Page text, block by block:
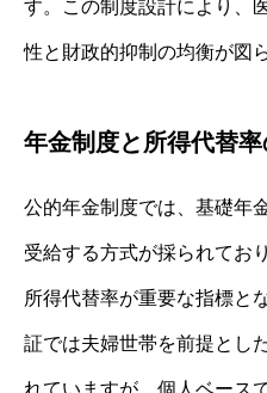
す。この制度設計により、
性と財政的抑制の均衡が図
年金制度と所得代替
公的年金制度では、基礎年
受給する方式が採られてお
所得代替率が重要な指標と
証では夫婦世帯を前提とし
れていますが、個人ベース